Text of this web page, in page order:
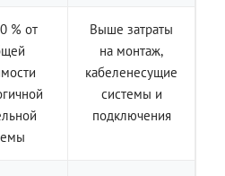
% от
Выше затраты
на монтаж,
кабеленесущие
системы и
подключения